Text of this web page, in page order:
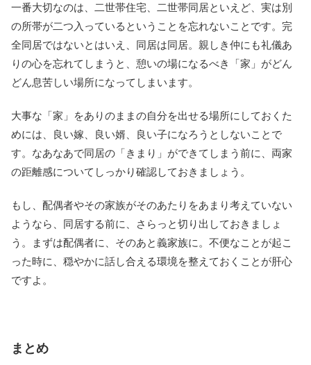
一番大切なのは、二世帯住宅、二世帯同居といえど、実は別
の所帯が二つ入っているということを忘れないことです。完
全同居ではないとはいえ、同居は同居。親しき仲にも礼儀あ
りの心を忘れてしまうと、憩いの場になるべき「家」がどん
どん息苦しい場所になってしまいます。
大事な「家」をありのままの自分を出せる場所にしておくた
めには、良い嫁、良い婿、良い子になろうとしないことで
す。なあなあで同居の「きまり」ができてしまう前に、両家
の距離感についてしっかり確認しておきましょう。
もし、配偶者やその家族がそのあたりをあまり考えていない
ようなら、同居する前に、さらっと切り出しておきましょ
う。まずは配偶者に、そのあと義家族に。不便なことが起こ
った時に、穏やかに話し合える環境を整えておくことが肝心
ですよ。
まとめ